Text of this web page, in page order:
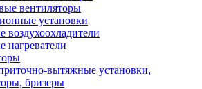
вентиляторы
установки
воздухоохладители
нагреватели
вытяжные установки,
бризеры